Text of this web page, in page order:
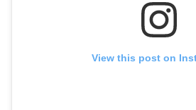
View this post on